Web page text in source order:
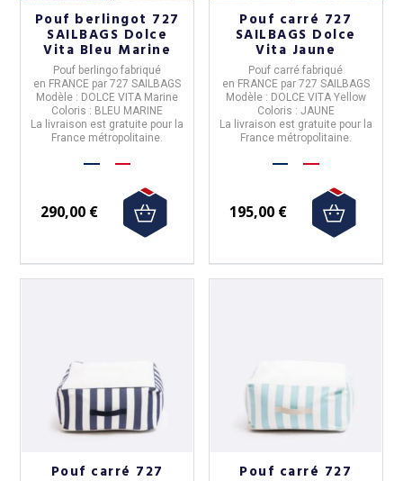
Pouf berlingot 727
SAILBAGS Dolce
Vita Bleu Marine
Pouf berlingofabriqué
en FRANCE par727 SAILBAGS
Modèle : DOLCE VITA Marine
Coloris : BLEU MARINE
La livraison est gratuite pour la
France métropolitaine.
290,00 €
Pouf carré 727
SAILBAGS Dolce
Vita Jaune
Pouf carréfabriqué
en FRANCE par 727 SAILBAGS
Modèle : DOLCE VITA Yellow
Coloris : JAUNE
La livraison est gratuite pour la
France métropolitaine.
195,00 €
Pouf carré 727 Pouf carré 727